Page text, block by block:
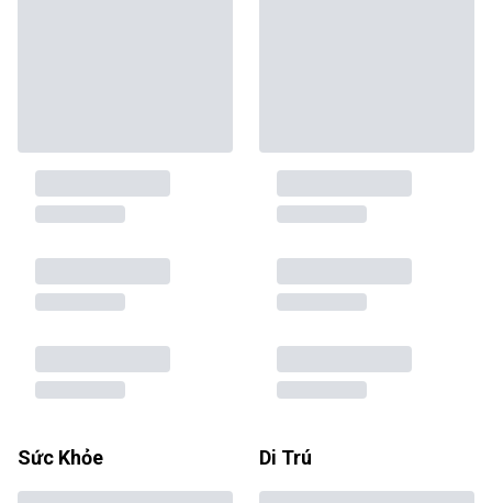
Sức Khỏe Di Trú